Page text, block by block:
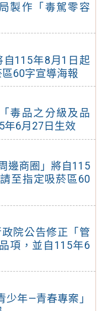
製作「毒駕零容
115年8月1日起
60字宣導海報
毒品之分級及品
年6月27日生效
邊商圈」將自115
至指定吸菸區60
院公告修正「管
項，並自115年6
少年—青春專案」